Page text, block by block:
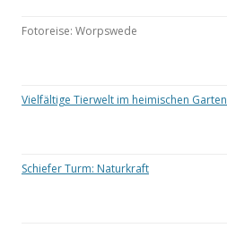
Fotoreise: Worpswede
Vielfältige Tierwelt im heimischen Garten
Schiefer Turm: Naturkraft